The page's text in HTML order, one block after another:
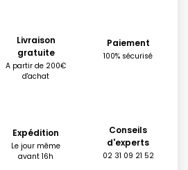
Livraison
gratuite
A partir de 200€
d'achat
Paiement
100% sécurisé
Expédition
Le jour même
avant 16h
Conseils
d'experts
02 31 09 21 52